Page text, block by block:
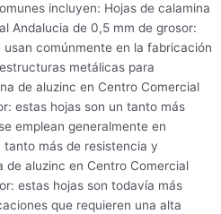
incluyen: Hojas de calamina
Andalucia de 0,5 mm de grosor:
comúnmente en la fabricación
metálicas para
de aluzinc en Centro Comercial
estas hojas son un tanto más
emplean generalmente en
más de resistencia y
de aluzinc en Centro Comercial
estas hojas son todavía más
que requieren una alta